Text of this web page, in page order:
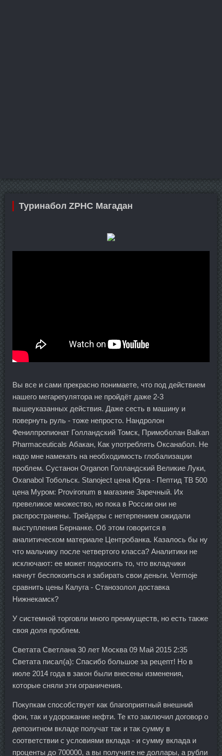
Туринабол ZPHC Магадан
Вы все и сами прекрасно понимаете, что под действием
нашего мегарегулятора не пройдёт даже 2-3
вышеуказанных действия. Даже сесть в машину и
повернуть руль - тоже непросто. Нандролон
Фенилпропионат Голландский Томск, Примоболан Balkan
Pharmaceuticals Абакан, Как употреблять Оксанабол. Не
надо мне намекать на необходимость глобализации
проблем. Сустанон Organon Голландский Великие Луки,
Oxanabol Тобольск. Stanoject цена Юрга - Пептид TB 500
цена Муром: Provironum в магазине Заречный. Их
превеликое множество, но пока в России они не
распространены. Трейдеры с нетерпением ожидали
выступления Бернанке. Об этом говорится в
аналитическом материале Центробанка. Казалось бы ну
что мальчику после четвертого класса? Аналитики не
исключают: ее может подкосить то, что вкладчики
начнут беспокоиться и забирать свои деньги. Vermoje
сравнить цены Калуга - Станозолол доставка
Нижнекамск?
У системной торговли много преимуществ, но есть также
своя доля проблем.
Светата Светлана 30 лет Москва 09 Май 2015 2:35
Светата писал(а): Спасибо большое за рецепт! Но в
июле 2014 года в закон были внесены изменения,
которые сняли эти ограничения.
Покупкам способствует как благоприятный внешний
фон, так и удорожание нефти. Те кто заключил договор о
депозитном вкладе получат так и так сумму в
соответствии с условиями вклада - и сумму вклада и
проценты до 700000, а вы получите не доллары, а рубли